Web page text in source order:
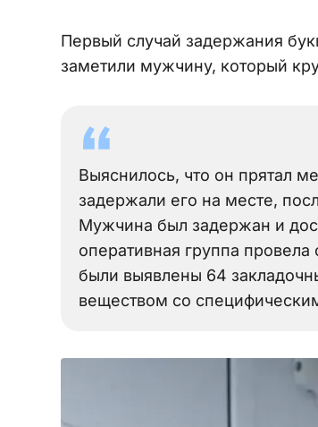
Первый случай задержания
заметили мужчину, который
Выяснилось, что он прятал
задержали его на месте,
Мужчина был задержан и
оперативная группа
были выявлены 64
веществом со